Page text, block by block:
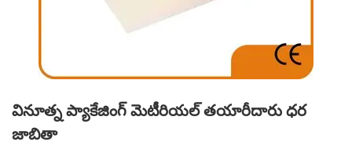
వినూత్న ప్యాకేజింగ్ మెటీరియల్ తయారీదారు ధర
జాబితా